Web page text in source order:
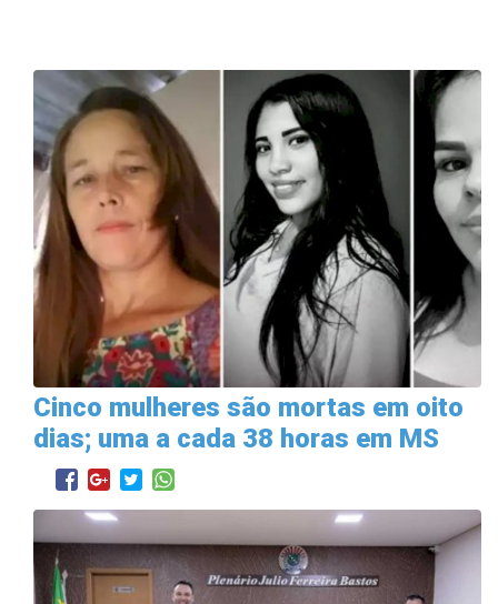
Cinco mulheres são mortas em oito
dias; uma a cada 38 horas em MS